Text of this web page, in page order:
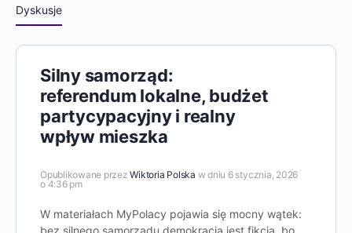
Dyskusje
Silny samorząd:
referendum lokalne, budżet
partycypacyjny i realny
wpływ mieszka
Opublikowane przezWiktoria Polska w dniu 6 stycznia, 2026
o 4:36 pm
W materiałach MyPolacy pojawia się mocny wątek:
bez silnego samorządu demokracja jest fikcją, bo